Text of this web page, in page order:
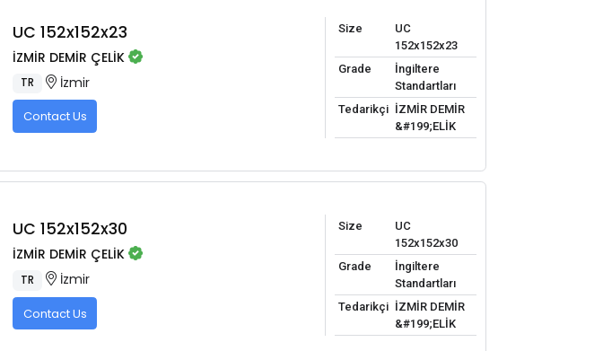
UC 152x152x23
İZMİR DEMİR ÇELİK
TR İzmir
Contact Us
Size
UC
152x152x23
Grade
İngiltere
Standartları
Tedarikçi İZMİR DEMİR
&#199;ELİK
UC 152x152x30
İZMİR DEMİR ÇELİK
TR İzmir
Contact Us
Size
UC
152x152x30
Grade
İngiltere
Standartları
Tedarikçi İZMİR DEMİR
&#199;ELİK